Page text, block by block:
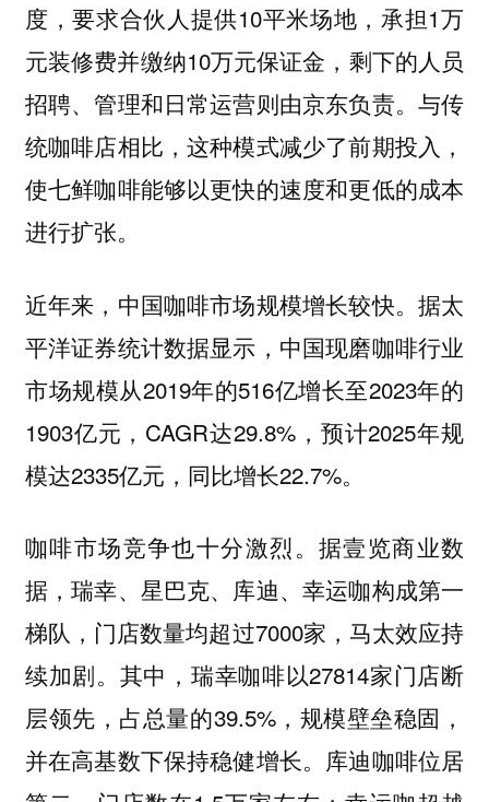
度，要求合伙人提供10平米场地，承担1万
元装修费并缴纳10万元保证金，剩下的人员
招聘、管理和日常运营则由京东负责。与传
统咖啡店相比，这种模式减少了前期投入，
使七鲜咖啡能够以更快的速度和更低的成本
进行扩张。
近年来，中国咖啡市场规模增长较快。据太
平洋证券统计数据显示，中国现磨咖啡行业
市场规模从2019年的516亿增长至2023年的
1903亿元，CAGR达29.8%，预计2025年规
模达2335亿元，同比增长22.7%。
咖啡市场竞争也十分激烈。据壹览商业数
据，瑞幸、星巴克、库迪、幸运咖构成第一
梯队，门店数量均超过7000家，马太效应持
续加剧。其中，瑞幸咖啡以27814家门店断
层领先，占总量的39.5%，规模壁垒稳固，
并在高基数下保持稳健增长。库迪咖啡位居